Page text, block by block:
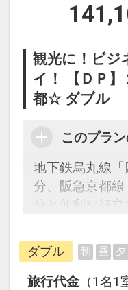
観光に！ビジ
イ！ 【ＤＰ
都☆ ダブル
このプラ
地下鉄烏丸線
分、阪急京都
分と便利な好
「食事なしプ
をご用意して
ダブル 朝 昼 夕
旅行代金 （1名